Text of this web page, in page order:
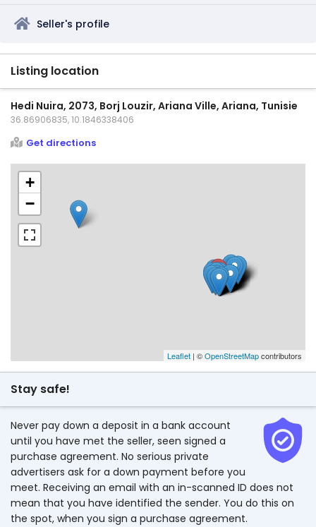
Seller's profile
Listing location
Hedi Nuira, 2073, Borj Louzir, Ariana Ville, Ariana, Tunisie
36.86906835, 10.1846338406
Get directions
+
−
Leaflet | ©OpenStreetMapcontributors
Stay safe!
Never pay down a deposit in a bank account
until you have met the seller, seen signed a
purchase agreement. No serious private
advertisers ask for a down payment before you
meet. Receiving an email with an in-scanned ID does not
mean that you have identified the sender. You do this on
the spot, when you sign a purchase agreement.